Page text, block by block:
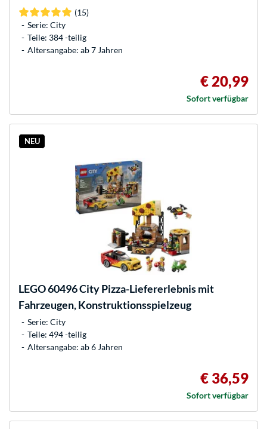
(15)
Serie: City
Teile: 384 -teilig
Altersangabe: ab 7 Jahren
€ 20,99
Sofort verfügbar
NEU
LEGO60496 City Pizza-Liefererlebnis mit
Fahrzeugen, Konstruktionsspielzeug
Serie: City
Teile: 494 -teilig
Altersangabe: ab 6 Jahren
€ 36,59
Sofort verfügbar